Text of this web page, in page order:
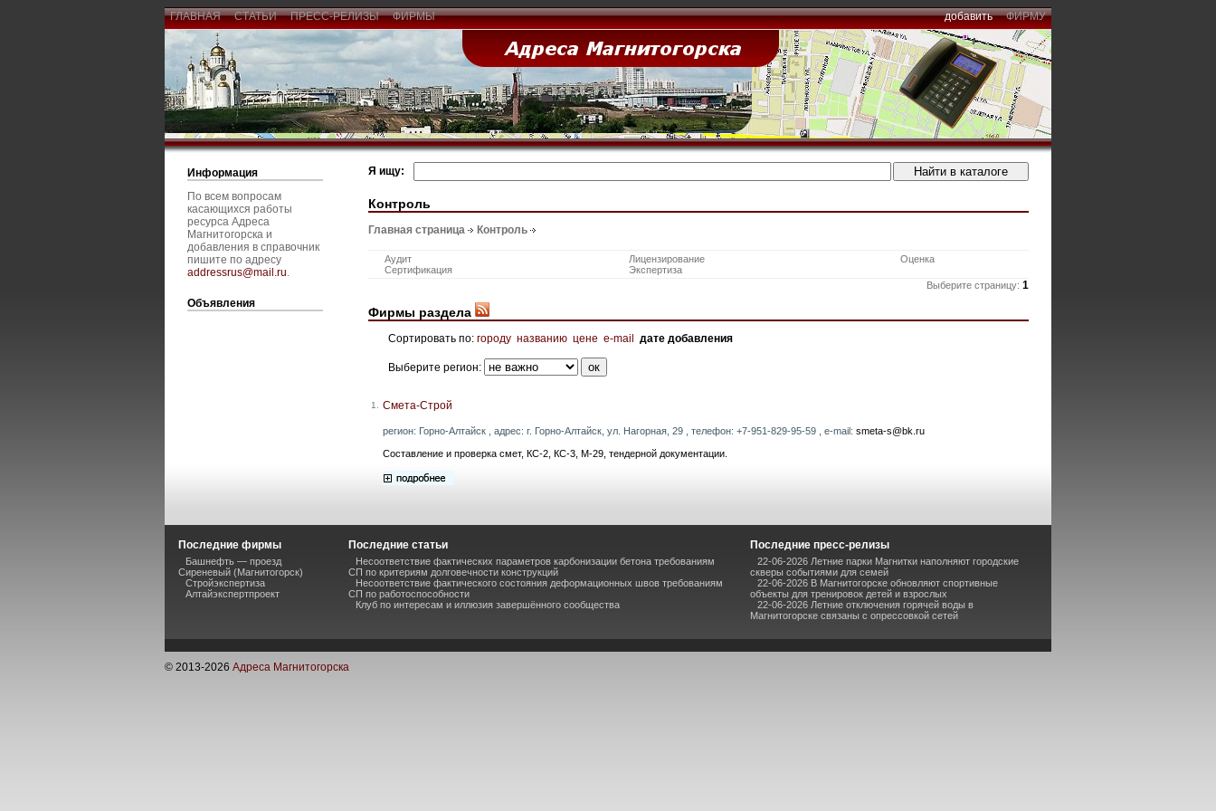
ГЛАВНАЯ СТАТЬИ ПРЕСС-РЕЛИЗЫ ФИРМЫ добавить ФИРМУ
Информация
По всем вопросам
касающихся работы
ресурса Адреса
Магнитогорска и
добавления в справочник
пишите по адресу
addressrus@mail.ru.
Объявления
Я ищу:
Контроль
Главная страница Контроль
Аудит Лицензирование
Оценка
Сертификация
Экспертиза
Выберите страницу: 1
Фирмы раздела
Сортировать по: городу названию цене e-mail дате добавления
Выберите регион:
1. Смета-Строй
регион: Горно-Алтайск , адрес: г. Горно-Алтайск, ул. Нагорная, 29 , телефон: +7-951-829-95-59 , e-mail: smeta-s@bk.ru
Составление и проверка смет, КС-2, КС-3, М-29, тендерной документации.
Последние фирмы
Башнефть — проезд
Сиреневый (Магнитогорск)
Стройэкспертиза
Алтайэкспертпроект
Последние статьи
Несоответствие фактических параметров карбонизации бетона требованиям
СП по критериям долговечности конструкций
Несоответствие фактического состояния деформационных швов требованиям
СП по работоспособности
Клуб по интересам и иллюзия завершённого сообщества
Последние пресс-релизы
22-06-2026 Летние парки Магнитки наполняют городские
скверы событиями для семей
22-06-2026 В Магнитогорске обновляют спортивные
объекты для тренировок детей и взрослых
22-06-2026 Летние отключения горячей воды в
Магнитогорске связаны с опрессовкой сетей
© 2013-2026 Адреса Магнитогорска